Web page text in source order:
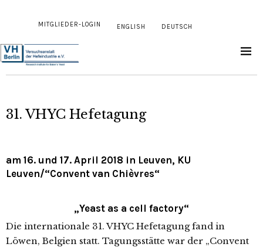
MITGLIEDER-LOGIN ENGLISH DEUTSCH
31. VHYC Hefetagung
am 16. und 17. April 2018 in Leuven, KU
Leuven/“Convent van Chièvres“
„Yeast as a cell factory“
Die internationale 31. VHYC Hefetagung fand in
Löwen, Belgien statt. Tagungsstätte war der „Convent